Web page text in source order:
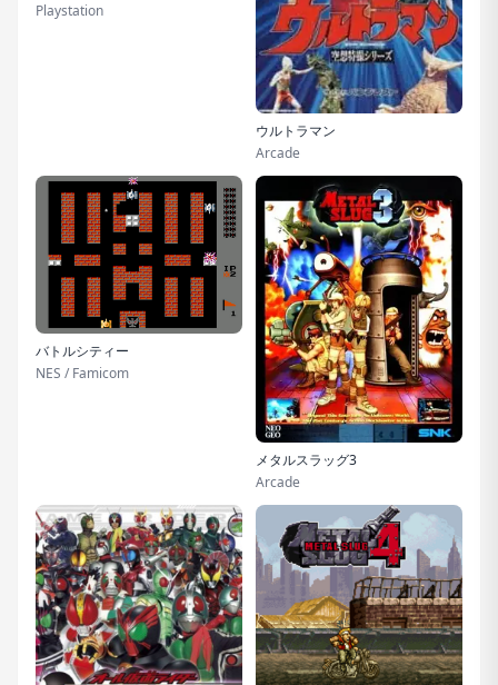
Playstation
ウルトラマン
Arcade
バトルシティー
NES / Famicom
メタルスラッグ3
Arcade